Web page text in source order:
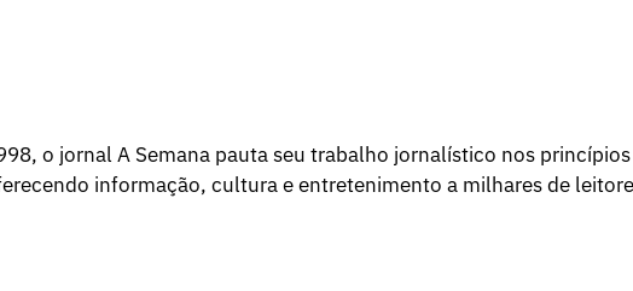
o jornal A Semana pauta seu trabalho jornalístico nos princípios
informação, cultura e entretenimento a milhares de